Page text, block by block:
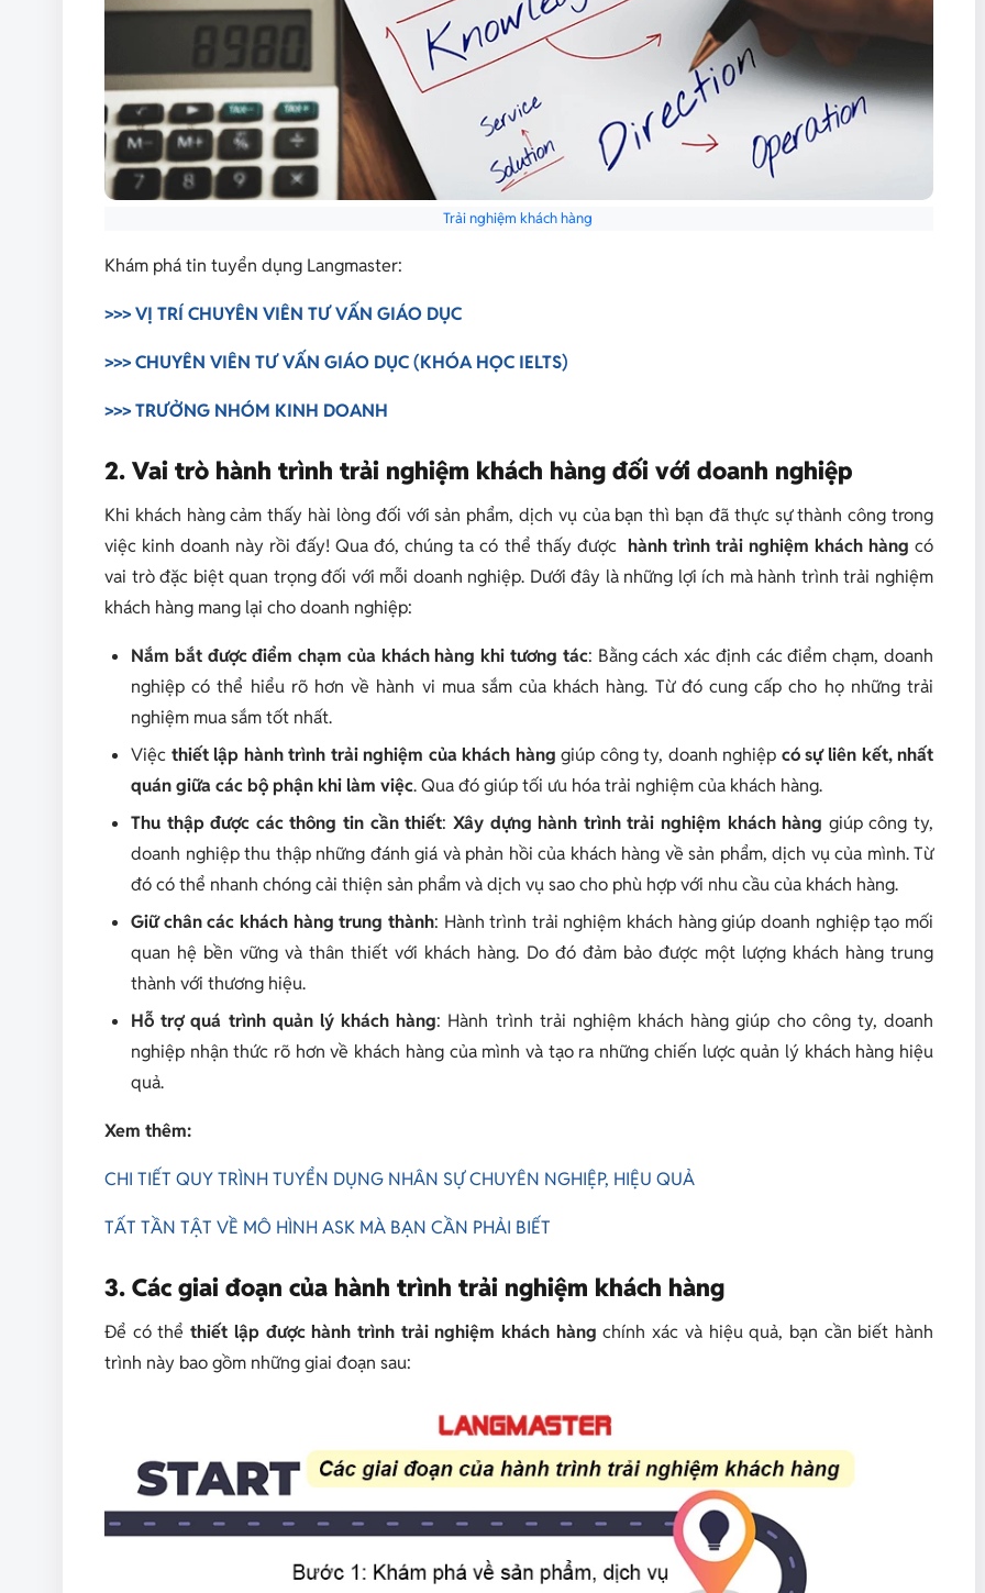
Trải nghiệm khách hàng
Khám phá tin tuyển dụng Langmaster:
>>> VỊ TRÍ CHUYÊN VIÊN TƯ VẤN GIÁO DỤC
>>> CHUYÊN VIÊN TƯ VẤN GIÁO DỤC (KHÓA HỌC IELTS)
>>> TRƯỞNG NHÓM KINH DOANH
2. Vai trò hành trình trải nghiệm khách hàng đối với doanh nghiệp
Khi khách hàng cảm thấy hài lòng đối với sản phẩm, dịch vụ của bạn thì bạn đã thực sự thành công trong
việc kinh doanh này rồi đấy! Qua đó, chúng ta có thể thấy được hành trình trải nghiệm khách hàngcó
vai trò đặc biệt quan trọng đối với mỗi doanh nghiệp. Dưới đây là những lợi ích mà hành trình trải nghiệm
khách hàng mang lại cho doanh nghiệp:
Nắm bắt được điểm chạm của khách hàng khi tương tác: Bằng cách xác định các điểm chạm, doanh
nghiệp có thể hiểu rõ hơn về hành vi mua sắm của khách hàng. Từ đó cung cấp cho họ những trải
nghiệm mua sắm tốt nhất.
Việc thiết lập hành trình trải nghiệm của khách hàng giúp công ty, doanh nghiệp có sự liên kết, nhất
quán giữa các bộ phận khi làm việc. Qua đó giúp tối ưu hóa trải nghiệm của khách hàng.
Thu thập được các thông tin cần thiết: Xây dựng hành trình trải nghiệm khách hàng giúp công ty,
doanh nghiệp thu thập những đánh giá và phản hồi của khách hàng về sản phẩm, dịch vụ của mình. Từ
đó có thể nhanh chóng cải thiện sản phẩm và dịch vụ sao cho phù hợp với nhu cầu của khách hàng.
Giữ chân các khách hàng trung thành: Hành trình trải nghiệm khách hàng giúp doanh nghiệp tạo mối
quan hệ bền vững và thân thiết với khách hàng. Do đó đảm bảo được một lượng khách hàng trung
thành với thương hiệu.
Hỗ trợ quá trình quản lý khách hàng: Hành trình trải nghiệm khách hàng giúp cho công ty, doanh
nghiệp nhận thức rõ hơn về khách hàng của mình và tạo ra những chiến lược quản lý khách hàng hiệu
quả.
Xem thêm:
CHI TIẾT QUY TRÌNH TUYỂN DỤNG NHÂN SỰ CHUYÊN NGHIỆP, HIỆU QUẢ
TẤT TẦN TẬT VỀ MÔ HÌNH ASK MÀ BẠN CẦN PHẢI BIẾT
3. Các giai đoạn của hành trình trải nghiệm khách hàng
Để có thể thiết lập được hành trình trải nghiệm khách hàng chính xác và hiệu quả, bạn cần biết hành
trình này bao gồm những giai đoạn sau: